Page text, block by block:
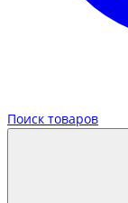
Поиск товаров